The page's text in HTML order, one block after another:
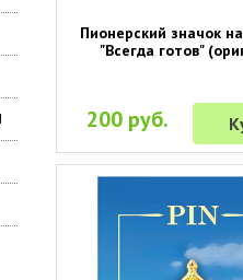
Пионерский значок
"Всегда готов"
200 руб.